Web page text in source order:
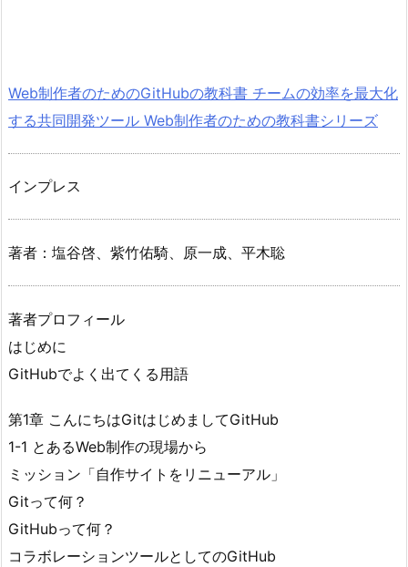
Web制作者のためのGitHubの教科書 チームの効率を最大化
する共同開発ツール Web制作者のための教科書シリーズ
インプレス
著者：塩谷啓、紫竹佑騎、原一成、平木聡
著者プロフィール
はじめに
GitHubでよく出てくる用語
第1章 こんにちはGitはじめましてGitHub
1-1 とあるWeb制作の現場から
ミッション「自作サイトをリニューアル」
Gitって何？
GitHubって何？
コラボレーションツールとしてのGitHub